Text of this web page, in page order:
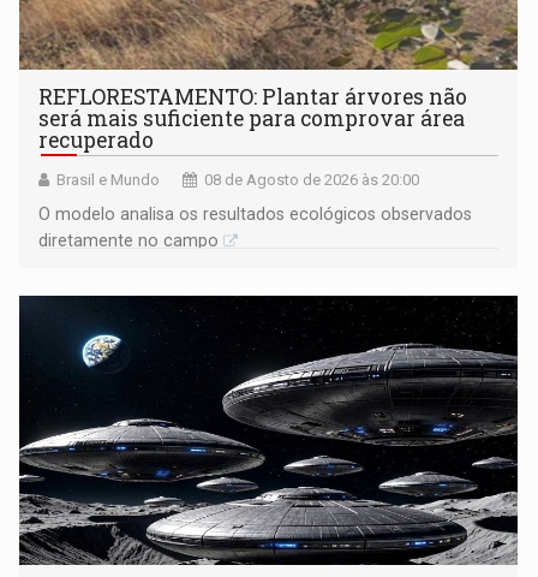
REFLORESTAMENTO: Plantar árvores não
será mais suficiente para comprovar área
recuperado
Brasil e Mundo 08 de Agosto de 2026 às 20:00
O modelo analisa os resultados ecológicos observados
diretamente no campo